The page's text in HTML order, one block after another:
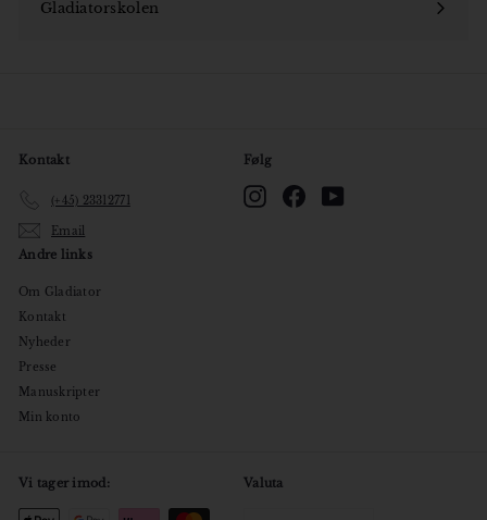
Gladiatorskolen
Åbn
Kontakt
(+45) 23312771
Email
Følg
InstagramFacebook
Andre links
Om Gladiator
Kontakt
Nyheder
Presse
Manuskripter
Min konto
Vi tager imod: Valuta